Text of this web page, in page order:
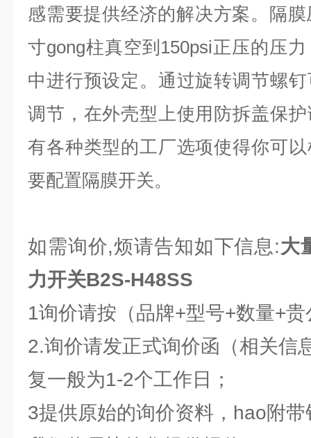
感需要提供经济的解决方案。隔
寸gong柱真空到150psi正压的压
中进行预设定。通过旋转调节螺
调节，在外壳型上使用防拆盖保
有各种类型的工厂选项使得你可
要配置隔膜开关。
如需询价,烦请告知如下信息:大
力开关B2S-H48SS
1询价请按（品牌+型号+数量+
2.询价请发正式询价函（相关信
复一般为1-2个工作日；
3提供原始的询价资料，hao附